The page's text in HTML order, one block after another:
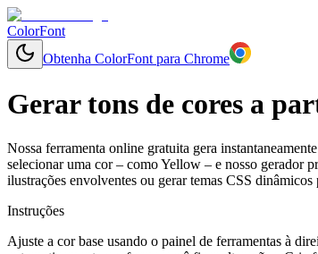
ColorFont
Obtenha ColorFont para Chrome
Gerar tons de cores a
Nossa ferramenta online gratuita gera
selecionar uma cor – como Yellow – e nosso gerador
ilustrações envolventes ou gerar temas CSS
Instruções
Ajuste a cor base usando o painel de ferramentas à